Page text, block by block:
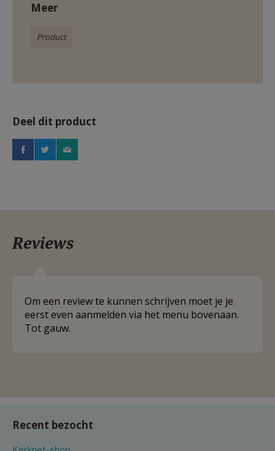
Meer
Product
Deel dit product
Reviews
Om een review te kunnen schrijven moet je je
eerst even aanmelden via het menu bovenaan.
Tot gauw.
Recent bezocht